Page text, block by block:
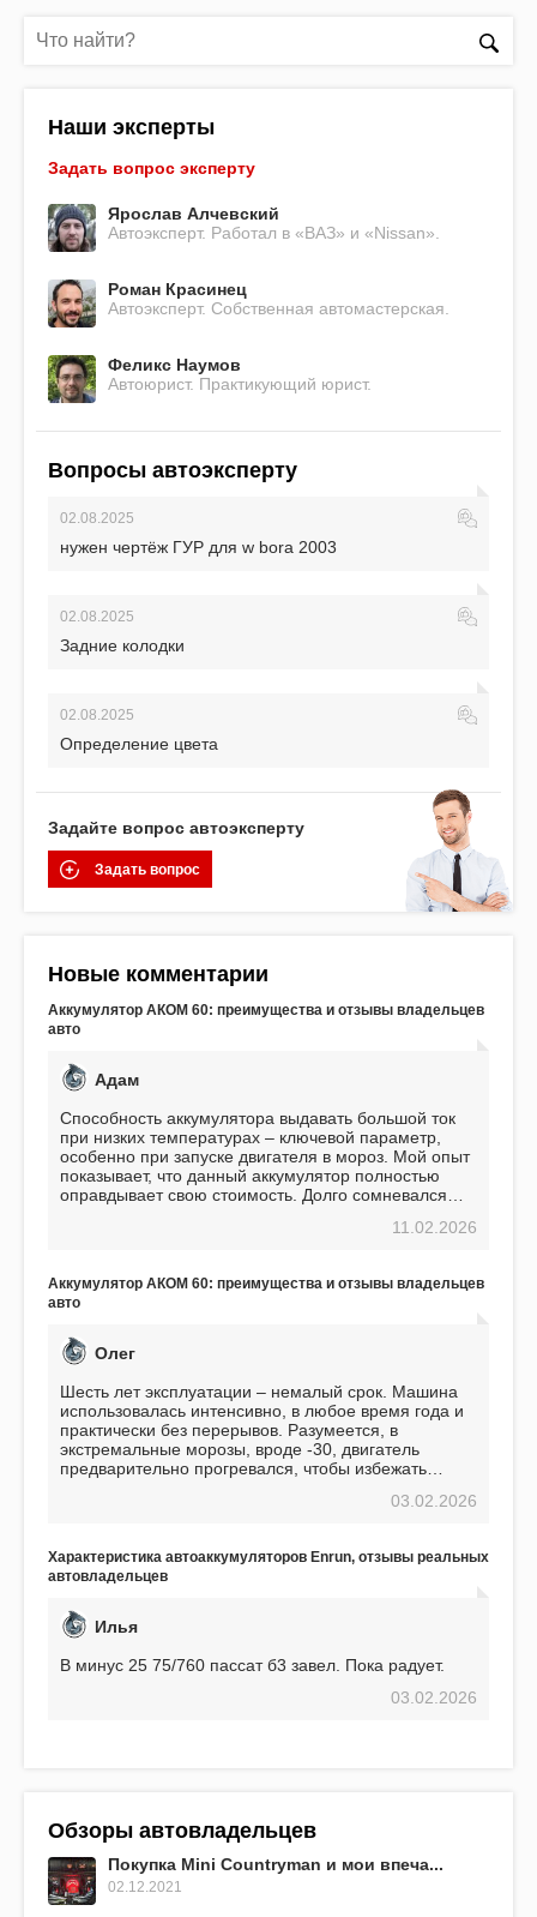
Наши эксперты
Задать вопрос эксперту
Ярослав Алчевский
Автоэксперт. Работал в «ВАЗ» и «Nissan».
Роман Красинец
Автоэксперт. Собственная автомастерская.
Феликс Наумов
Автоюрист. Практикующий юрист.
Вопросы автоэксперту
02.08.2025
нужен чертёж ГУР для w bora 2003
02.08.2025
Задние колодки
02.08.2025
Определение цвета
Задайте вопрос автоэксперту
Задать вопрос
Новые комментарии
Аккумулятор АКОМ 60: преимущества и отзывы владельцев
авто
Адам
Способность аккумулятора выдавать большой ток
при низких температурах – ключевой параметр,
особенно при запуске двигателя в мороз. Мой опыт
показывает, что данный аккумулятор полностью
оправдывает свою стоимость. Долго сомневался
пожалел. Считаю, что это отличное вложение,11.02.2026
Аккумулятор АКОМ 60: преимущества и отзывы владельцев
авто
Олег
Шесть лет эксплуатации – немалый срок. Машина
использовалась интенсивно, в любое время года и
практически без перерывов. Разумеется, в
экстремальные морозы, вроде -30, двигатель
предварительно прогревался, чтобы избежать
использования не было ни единой поломки,
EFB 75. Судя по характеристикам, он даже
превосходит предыдущую модель.
03.02.2026
Характеристика автоаккумуляторов Enrun, отзывы реальных
автовладельцев
Илья
В минус 25 75/760 пассат б3 завел. Пока радует.
03.02.2026
Обзоры автовладельцев
Покупка Mini Countryman и мои впеча...
02.12.2021